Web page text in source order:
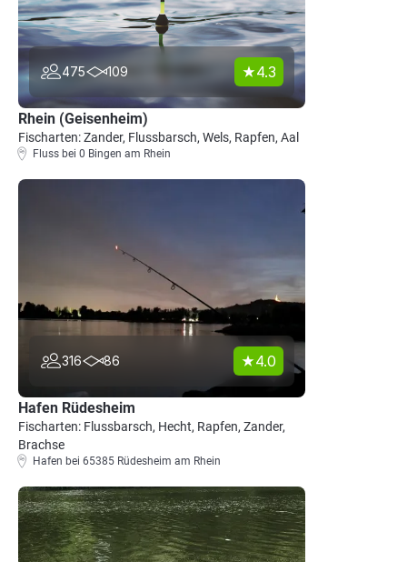
475 109 4.3
Rhein (Geisenheim)
Fischarten: Zander, Flussbarsch, Wels, Rapfen, Aal
Fluss bei 0 Bingen am Rhein
316 86 4.0
Hafen Rüdesheim
Fischarten: Flussbarsch, Hecht, Rapfen, Zander,
Brachse
Hafen bei 65385 Rüdesheim am Rhein